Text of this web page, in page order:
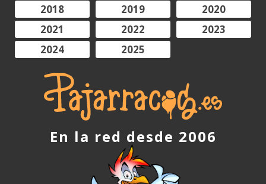
2018
2019
2020
2021
2022
2023
2024
2025
En la red desde 2006